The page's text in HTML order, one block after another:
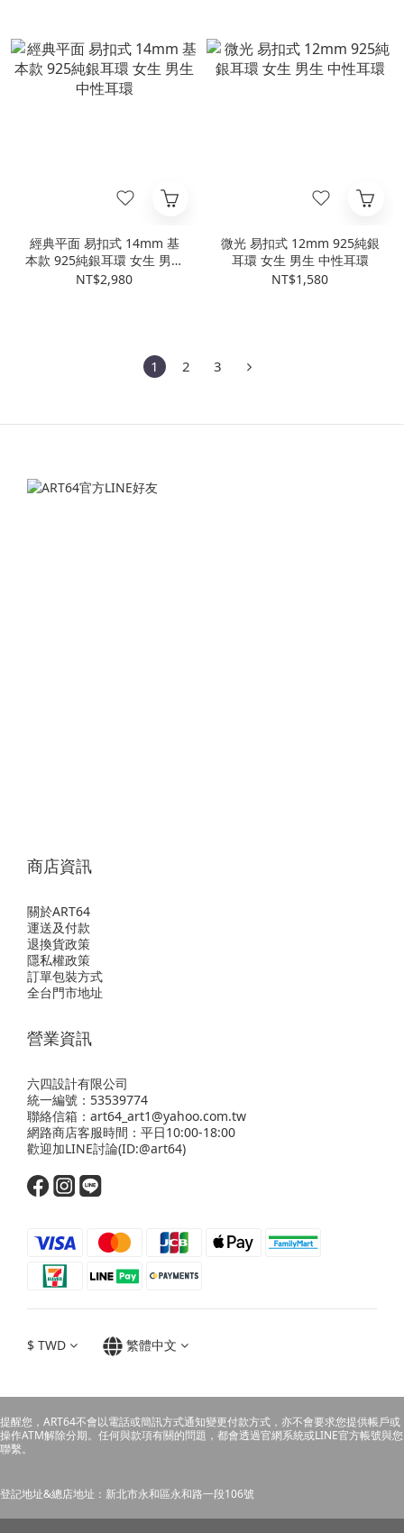
經典平面 易扣式 14mm 基
本款 925純銀耳環 女生 男生
中性耳環
NT$2,980
微光 易扣式 12mm 925純銀
耳環 女生 男生 中性耳環
NT$1,580
1 2 3
商店資訊
關於ART64
運送及付款
退換貨政策
隱私權政策
訂單包裝方式
全台門市地址
營業資訊
六四設計有限公司
統一編號：53539774
聯絡信箱：art64_art1@yahoo.com.tw
網路商店客服時間：平日10:00-18:00
歡迎加LINE討論(ID:@art64)
$ TWD 繁體中文
提醒您，ART64不會以電話或簡訊方式通知變更付款方式，亦不會要求您提供帳戶或
操作ATM解除分期。任何與款項有關的問題，都會透過官網系統或LINE官方帳號與您
聯繫。
登記地址&總店地址：新北市永和區永和路一段106號